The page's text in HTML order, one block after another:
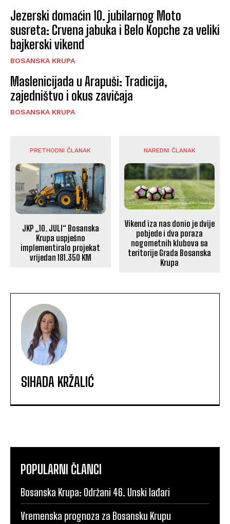
Jezerski domaćin 10. jubilarnog Moto
susreta: Crvena jabuka i Belo Kopche za veliki
bajkerski vikend
BOSANSKA KRUPA
Maslenicijada u Arapuši: Tradicija,
zajedništvo i okus zavičaja
BOSANSKA KRUPA
PRETHODNI ČLANAK
JKP „10. JULI“ Bosanska
Krupa uspješno
implementiralo projekat
vrijedan 181.350 KM
NAREDNI ČLANAK
Vikend iza nas donio je dvije
pobjede i dva poraza
nogometnih klubova sa
teritorije Grada Bosanska
Krupa
SIHADA KRŽALIĆ
POPULARNI ČLANCI
Bosanska Krupa: Održani 46. Unski lađari
Vremenska prognoza za Bosansku Krupu